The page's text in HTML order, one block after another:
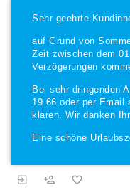
Sehr geehrte
auf Grund von
Zeit zwischen dem
Verzögerungen
Bei sehr dringenden
19 66 oder per Email
klären. Wir danken
Eine schöne